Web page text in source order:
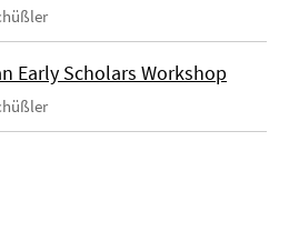
Early Scholars Workshop